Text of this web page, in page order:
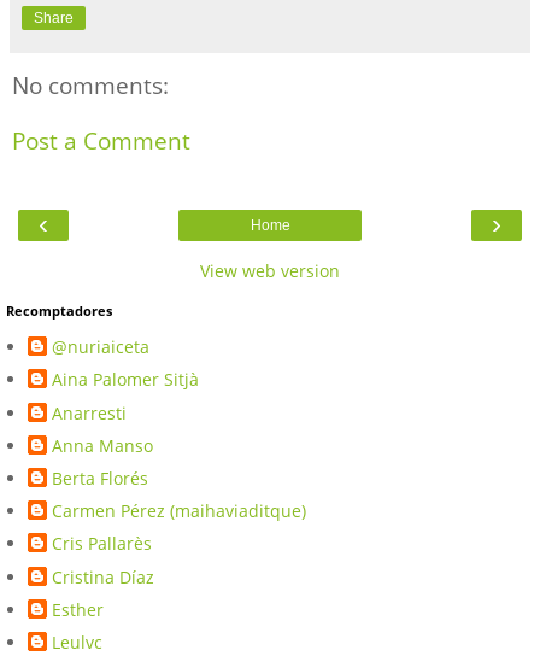
Share
No comments:
Post a Comment
‹ ›
Home
View web version
Recomptadores
@nuriaiceta
Aina Palomer Sitjà
Anarresti
Anna Manso
Berta Florés
Carmen Pérez (maihaviaditque)
Cris Pallarès
Cristina Díaz
Esther
Leulvc